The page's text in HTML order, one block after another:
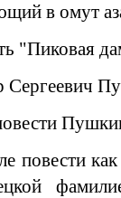
в омут
"Пиковая
Сергеевич
повести